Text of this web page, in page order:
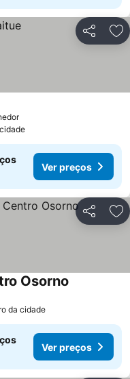
Partilhar
Ver preços
Ver preços
Partilhar
Osorno
da cidade
Ver preços